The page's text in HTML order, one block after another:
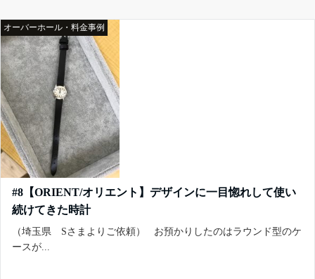
オーバーホール・料金事例
#8【ORIENT/オリエント】デザインに一目惚れして使い
続けてきた時計
（埼玉県 Sさまよりご依頼） お預かりしたのはラウンド型のケ
ースが...